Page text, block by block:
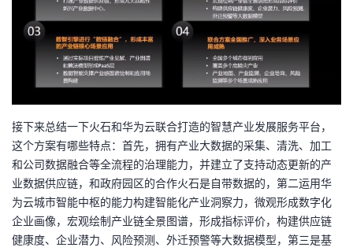
接下来总结一下火石和华为云联合打造的智慧产业发展服务平台，
这个方案有哪些特点：首先，拥有产业大数据的采集、清洗、加工
和公司数据融合等全流程的治理能力，并建立了支持动态更新的产
业数据供应链，和政府园区的合作火石是自带数据的，第二运用华
为云城市智能中枢的能力构建智能化产业洞察力，微观形成数字化
企业画像，宏观绘制产业链全景图谱，形成指标评价，构建供应链
健康度、企业潜力、风险预测、外迁预警等大数据模型，第三是基